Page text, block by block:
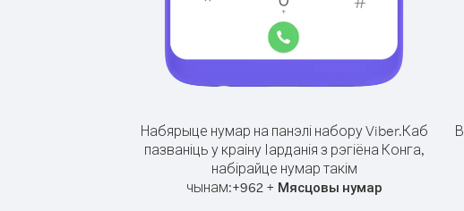
Набярыце нумар на панэлі набору Viber.Каб
пазваніць у краіну Іарданія з рэгіёна Конга,
набірайце нумар такім
чынам:+962+ Мясцовы нумар